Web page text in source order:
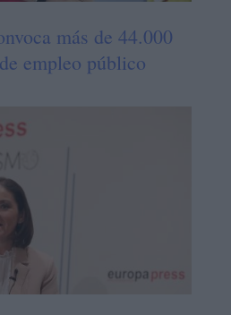
más de 44.000
empleo público